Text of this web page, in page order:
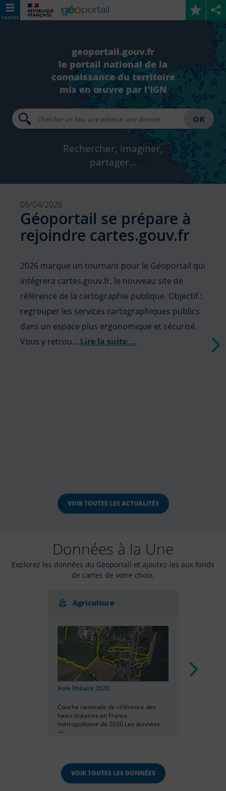
CARTES
geoportail.gouv.fr
le portail national de la
connaissance du territoire
mis en œuvre par l'IGN
OK
Rechercher, imaginer,
partager...
08/04/2026
Géoportail se prépare à
rejoindre cartes.gouv.fr
2026 marque un tournant pour le Géoportail qui
intégrera cartes.gouv.fr, le nouveau site de
référence de la cartographie publique. Objectif :
regrouper les services cartographiques publics
dans un espace plus ergonomique et sécurisé.
Vous y retrou... Lire la suite ...
VOIR TOUTES LES ACTUALITÉS
Données à la Une
Explorez les données du Géoportail et ajoutez-les aux fonds
de cartes de votre choix.
Agriculture
Haie linéaire 2020
Couche nationale de référence des
haies linéaires en France
métropolitaine de 2020.Les données
de...
VOIR TOUTES LES DONNÉES